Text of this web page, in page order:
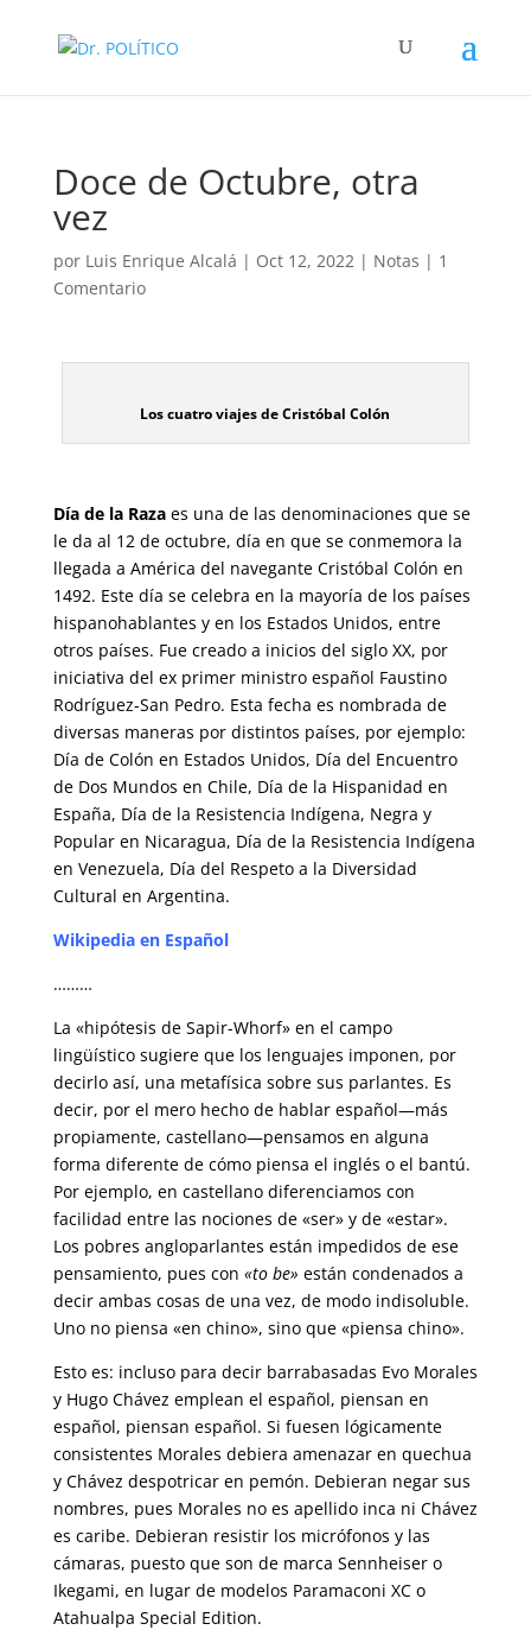
Doce de Octubre, otra
vez
por Luis Enrique Alcalá | Oct 12, 2022| Notas | 1
Comentario
Los cuatro viajes de Cristóbal Colón
Día de la Razaes una de las denominaciones que se
le da al 12 de octubre, día en que se conmemora la
llegada a América del navegante Cristóbal Colón en
1492. Este día se celebra en la mayoría de los países
hispanohablantes y en los Estados Unidos, entre
otros países. Fue creado a inicios del siglo XX, por
iniciativa del ex primer ministro español Faustino
Rodríguez-San Pedro. Esta fecha es nombrada de
diversas maneras por distintos países, por ejemplo:
Día de Colón en Estados Unidos, Día del Encuentro
de Dos Mundos en Chile, Día de la Hispanidad en
España, Día de la Resistencia Indígena, Negra y
Popular en Nicaragua, Día de la Resistencia Indígena
en Venezuela, Día del Respeto a la Diversidad
Cultural en Argentina.
Wikipedia en Español
………
La «hipótesis de Sapir-Whorf» en el campo
lingüístico sugiere que los lenguajes imponen, por
decirlo así, una metafísica sobre sus parlantes. Es
decir, por el mero hecho de hablar español—más
propiamente, castellano—pensamos en alguna
forma diferente de cómo piensa el inglés o el bantú.
Por ejemplo, en castellano diferenciamos con
facilidad entre las nociones de «ser» y de «estar».
Los pobres angloparlantes están impedidos de ese
pensamiento, pues con «to be» están condenados a
decir ambas cosas de una vez, de modo indisoluble.
Uno no piensa «en chino», sino que «piensa chino».
Esto es: incluso para decir barrabasadas Evo Morales
y Hugo Chávez emplean el español, piensan en
español, piensan español. Si fuesen lógicamente
consistentes Morales debiera amenazar en quechua
y Chávez despotricar en pemón. Debieran negar sus
nombres, pues Morales no es apellido inca ni Chávez
es caribe. Debieran resistir los micrófonos y las
cámaras, puesto que son de marca Sennheiser o
Ikegami, en lugar de modelos Paramaconi XC o
Atahualpa Special Edition.